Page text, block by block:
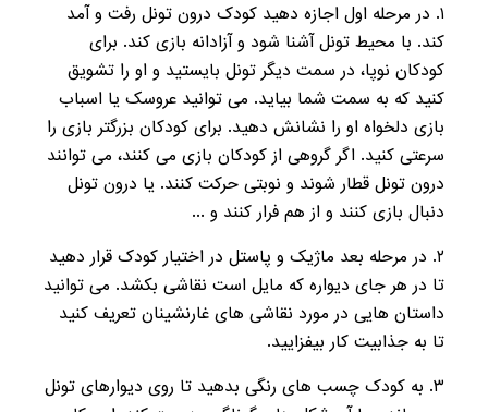
۱. در مرحله اول اجازه دهید کودک درون تونل رفت و آمد
کند. با محیط تونل آشنا شود و آزادانه بازی کند. برای
کودکان نوپا، در سمت دیگر تونل بایستید و او را تشویق
کنید که به سمت شما بیاید. می توانید عروسک یا اسباب
بازی دلخواه او را نشانش دهید. برای کودکان بزرگتر بازی را
سرعتی کنید. اگر گروهی از کودکان بازی می کنند، می توانند
درون تونل قطار شوند و نوبتی حرکت کنند. یا درون تونل
دنبال بازی کنند و از هم فرار کنند و ...
۲. در مرحله بعد ماژیک و پاستل در اختیار کودک قرار دهید
تا در هر جای دیواره که مایل است نقاشی بکشد. می توانید
داستان هایی در مورد نقاشی های غارنشینان تعریف کنید
تا به جذابیت کار بیفزایید.
۳. به کودک چسب های رنگی بدهید تا روی دیوارهای تونل